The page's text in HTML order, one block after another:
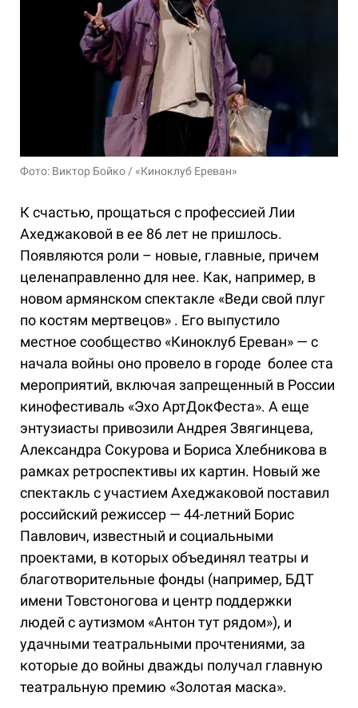
Фото: Виктор Бойко / «Киноклуб Ереван»
К счастью, прощаться с профессией Лии
Ахеджаковой в ее 86 лет не пришлось.
Появляются роли – новые, главные, причем
целенаправленно для нее. Как, например, в
новом армянском спектакле «Веди свой плуг
по костям мертвецов» . Его выпустило
местное сообщество «Киноклуб Ереван» — с
начала войны оно провело в городе более ста
мероприятий, включая запрещенный в России
кинофестиваль «Эхо АртДокФеста». А еще
энтузиасты привозили Андрея Звягинцева,
Александра Сокурова и Бориса Хлебникова в
рамках ретроспективы их картин. Новый же
спектакль с участием Ахеджаковой поставил
российский режиссер — 44-летний Борис
Павлович, известный и социальными
проектами, в которых объединял театры и
благотворительные фонды (например, БДТ
имени Товстоногова и центр поддержки
людей с аутизмом «Антон тут рядом»), и
удачными театральными прочтениями, за
которые до войны дважды получал главную
театральную премию «Золотая маска».